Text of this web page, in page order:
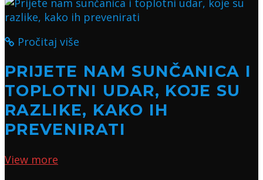
Pročitaj više
PRIJETE NAM SUNČANICA I
TOPLOTNI UDAR, KOJE SU
RAZLIKE, KAKO IH
PREVENIRATI
View more